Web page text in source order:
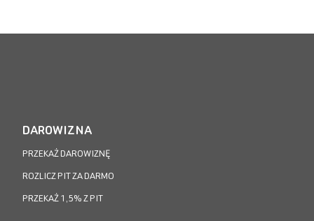
DAROWIZNA
PRZEKAŻ DAROWIZNĘ
ROZLICZ PIT ZA DARMO
PRZEKAŻ 1,5% Z PIT